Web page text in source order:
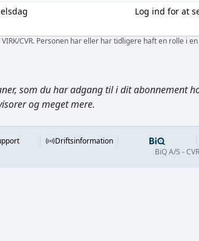
Log ind for at
CVR. Personen har eller har tidligere haft en rolle i
som du har adgang til i dit abonnement
og meget mere.
Driftsinformation
BiQ A/S -